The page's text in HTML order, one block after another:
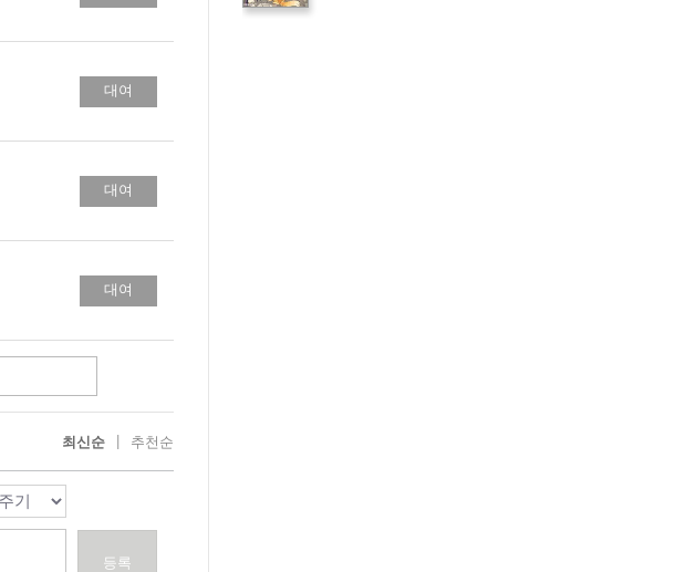
대여
대여
대여
최신순 추천순
등록